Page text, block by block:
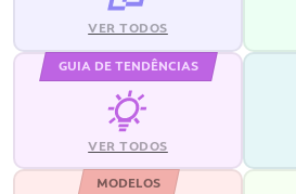
VER TODOS
GUIA DE TENDÊNCIAS
VER TODOS
MODELOS